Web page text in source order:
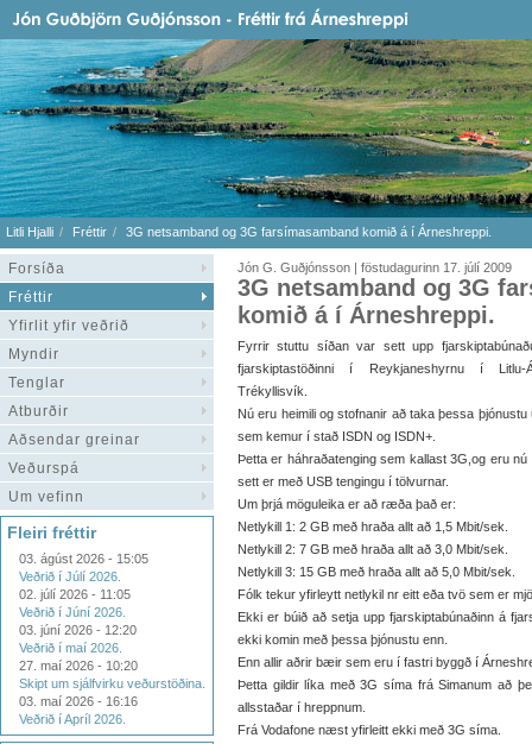
Litli Hjalli Fréttir 3G netsamband og 3G farsímasamband komið á í Árneshreppi.
Forsíða
Fréttir
Yfirlit yfir veðrið
Myndir
Tenglar
Atburðir
Aðsendar greinar
Veðurspá
Um vefinn
Fleiri fréttir
03. ágúst 2026 - 15:05
Veðrið í Júlí 2026.
02. júlí 2026 - 11:05
Veðrið í Júní 2026.
03. júní 2026 - 12:20
Veðrið í maí 2026.
27. maí 2026 - 10:20
Skipt um sjálfvirku veðurstöðina.
03. maí 2026 - 16:16
Veðrið í Apríl 2026.
Jón G. Guðjónsson | föstudagurinn 17. júlí 2009
3G netsamband og 3G
komið á í Árneshreppi.
Fyrrir stuttu síðan var sett upp
fjarskiptastöðinni í Reykjaneshyrnu í Litlu-
Trékyllisvík.
Nú eru heimili og stofnanir að taka þessa þjónustu
sem kemur í stað ISDN og ISDN+.
Þetta er háhraðatenging sem kallast 3G,og eru
sett er með USB tengingu í tölvurnar.
Um þrjá möguleika er að ræða það er:
Netlykill 1: 2 GB með hraða allt að 1,5 Mbit/sek.
Netlykill 2: 7 GB með hraða allt að 3,0 Mbit/sek.
Netlykill 3: 15 GB með hraða allt að 5,0 Mbit/sek.
Fólk tekur yfirleytt netlykil nr eitt eða tvö sem er
Ekki er búið að setja upp fjarskiptabúnaðinn á
ekki komin með þessa þjónustu enn.
Enn allir aðrir bæir sem eru í fastri byggð í
Þetta gildir líka með 3G síma frá Simanum að
allsstaðar í hreppnum.
Frá Vodafone næst yfirleitt ekki með 3G síma.